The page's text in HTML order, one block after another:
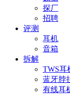
探厂
招聘
评测
耳机
音箱
拆解
TWS耳
蓝牙脖
有线耳